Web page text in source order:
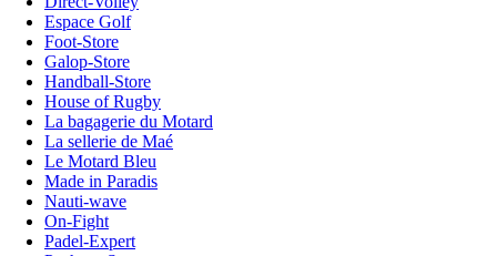
Espace Golf
Foot-Store
Galop-Store
Handball-Store
House of Rugby
La bagagerie du Motard
La sellerie de Maé
Le Motard Bleu
Made in Paradis
Nauti-wave
On-Fight
Padel-Expert